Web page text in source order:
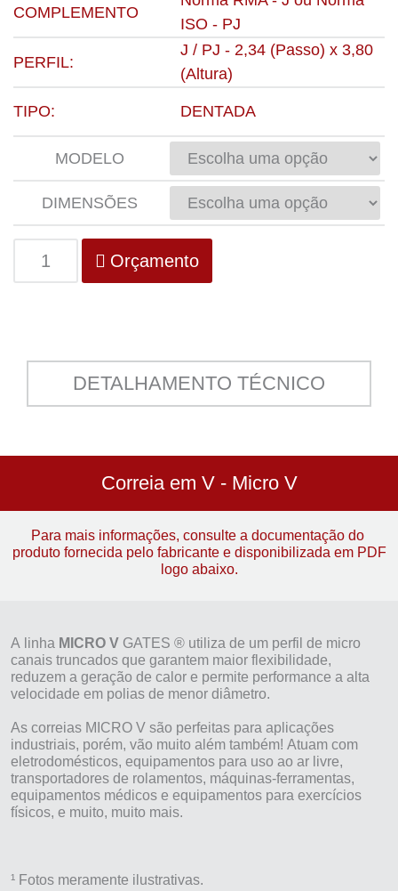
COMPLEMENTO
ISO - PJ
PERFIL:
J / PJ - 2,34 (Passo) x 3,80
(Altura)
TIPO: DENTADA
MODELO
DIMENSÕES
Orçamento
DETALHAMENTO TÉCNICO
Correia em V - Micro V
Para mais informações, consulte a documentação do
produto fornecida pelo fabricante e disponibilizada em PDF
logo abaixo.
A linha MICRO V GATES ® utiliza de um perfil de micro
canais truncados que garantem maior flexibilidade,
reduzem a geração de calor e permite performance a alta
velocidade em polias de menor diâmetro.
As correias MICRO V são perfeitas para aplicações
industriais, porém, vão muito além também! Atuam com
eletrodomésticos, equipamentos para uso ao ar livre,
transportadores de rolamentos, máquinas-ferramentas,
equipamentos médicos e equipamentos para exercícios
físicos, e muito, muito mais.
¹ Fotos meramente ilustrativas.